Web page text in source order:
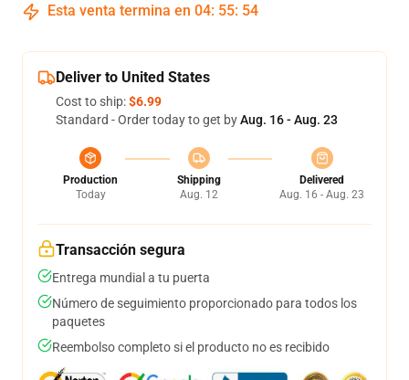
Esta venta termina en 04: 55: 54
Deliver to United States
Cost to ship:$6.99
Standard - Order today to get byAug. 16 - Aug. 23
Production
Today
Shipping
Aug. 12
Delivered
Aug. 16 - Aug. 23
Transacción segura
Entrega mundial a tu puerta
Número de seguimiento proporcionado para todos los
paquetes
Reembolso completo si el producto no es recibido